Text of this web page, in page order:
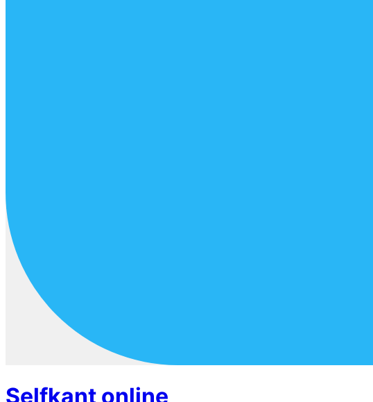
Selfkant online